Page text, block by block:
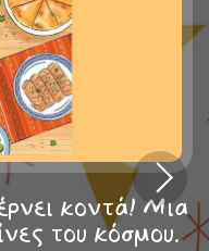
κοντά! Μια
του κόσμου.